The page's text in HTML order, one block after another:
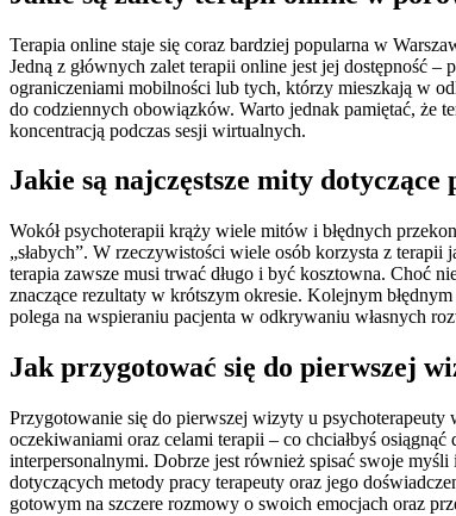
Terapia online staje się coraz bardziej popularna w
Jedną z głównych zalet terapii online jest jej dostępność
ograniczeniami mobilności lub tych, którzy mieszkają w
do codziennych obowiązków. Warto jednak pamiętać, że
koncentracją podczas sesji wirtualnych.
Jakie są najczęstsze mity dotyczące
Wokół psychoterapii krąży wiele mitów i błędnych
„słabych”. W rzeczywistości wiele osób korzysta z
terapia zawsze musi trwać długo i być kosztowna. Choć
znaczące rezultaty w krótszym okresie. Kolejnym
polega na wspieraniu pacjenta w odkrywaniu własnych
Jak przygotować się do pierwszej
Przygotowanie się do pierwszej wizyty u
oczekiwaniami oraz celami terapii – co chciałbyś
interpersonalnymi. Dobrze jest również spisać swoje
dotyczących metody pracy terapeuty oraz jego
gotowym na szczere rozmowy o swoich emocjach oraz